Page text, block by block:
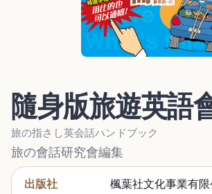
隨身版旅遊英語
旅の指さし英会話ハンドブック
旅の會話研究會編集
出版社
楓葉社文化事業有限